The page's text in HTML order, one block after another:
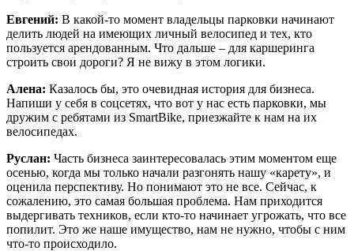
Евгений: В какой-то момент владельцы парковки начинают
делить людей на имеющих личный велосипед и тех, кто
пользуется арендованным. Что дальше – для каршеринга
строить свои дороги? Я не вижу в этом логики.
Алена: Казалось бы, это очевидная история для бизнеса.
Напиши у себя в соцсетях, что вот у нас есть парковки, мы
дружим с ребятами из SmartBike, приезжайте к нам на их
велосипедах.
Руслан: Часть бизнеса заинтересовалась этим моментом еще
осенью, когда мы только начали разгонять нашу «карету», и
оценила перспективу. Но понимают это не все. Сейчас, к
сожалению, это самая большая проблема. Нам приходится
выдергивать техников, если кто-то начинает угрожать, что все
попилит. Это же наше имущество, нам не нужно, чтобы с ним
что-то происходило.